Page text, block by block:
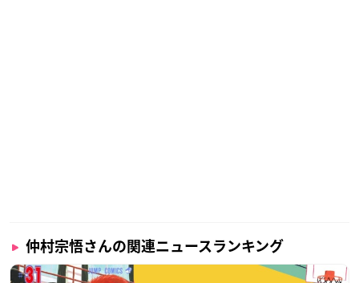
仲村宗悟さんの関連ニュースランキング